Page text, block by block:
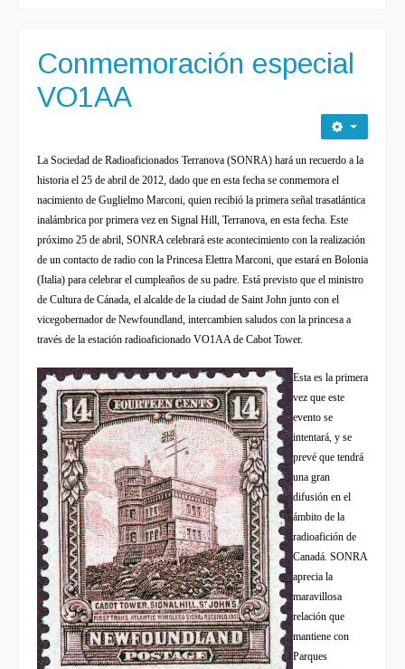
Conmemoración especial
VO1AA
La Sociedad de Radioaficionados Terranova (SONRA) hará un recuerdo a la
historia el 25 de abril de 2012, dado que en esta fecha se conmemora el
nacimiento de Guglielmo Marconi, quien recibió la primera señal trasatlántica
inalámbrica por primera vez en Signal Hill, Terranova, en esta fecha. Este
próximo 25 de abril, SONRA celebrará este acontecimiento con la realización
de un contacto de radio con la Princesa Elettra Marconi, que estará en Bolonia
(Italia) para celebrar el cumpleaños de su padre. Está previsto que el ministro
de Cultura de Cánada, el alcalde de la ciudad de Saint John junto con el
vicegobernador de Newfoundland, intercambien saludos con la princesa a
través de la estación radioaficionado VO1AA de Cabot Tower.
Esta es la primera
vez que este
evento se
intentará, y se
prevé que tendrá
una gran
difusión en el
ámbito de la
radioafición de
Canadá. SONRA
aprecia la
maravillosa
relación que
mantiene con
Parques